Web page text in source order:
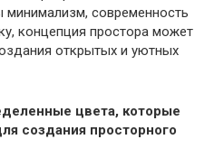
минимализм, современность
концепция простора может
открытых и уютных
цвета, которые
создания просторного